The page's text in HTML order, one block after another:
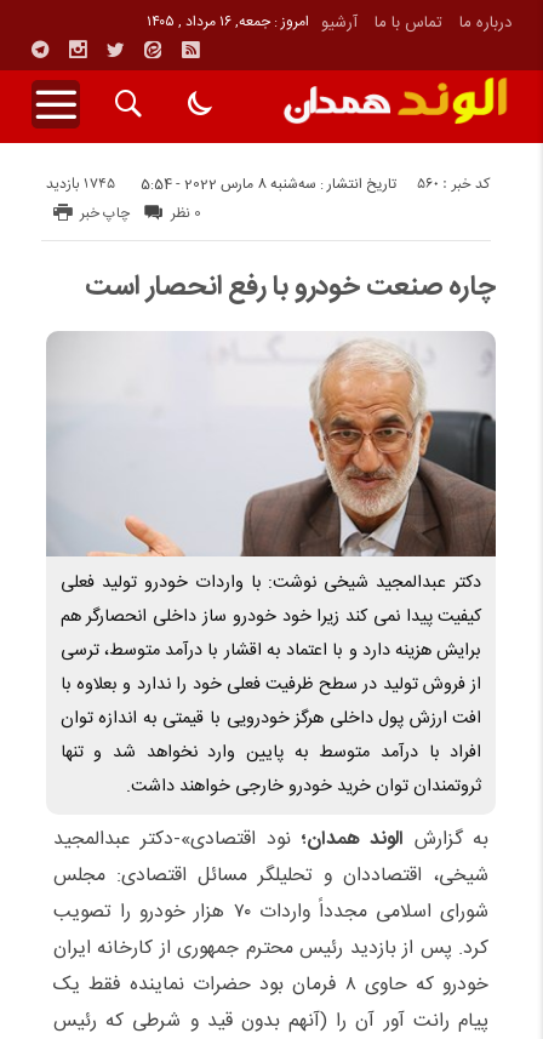
درباره ما تماس با ما آرشیو امروز : جمعه, ۱۶ مرداد , ۱۴۰۵
تاریخ انتشار : سه‌شنبه 8 مارس 2022 - 5:54 1745 بازدید کد خبر : 560
چاپ خبر 0 نظر
چاره صنعت خودرو با رفع انحصار است
دکتر عبدالمجید شیخی نوشت: با واردات خودرو تولید فعلی
کیفیت پیدا نمی کند زیرا خود خودرو ساز داخلی انحصارگر هم
برایش هزینه دارد و با اعتماد به اقشار با درآمد متوسط، ترسی
از فروش تولید در سطح ظرفیت فعلی خود را ندارد و بعلاوه با
افت ارزش پول داخلی هرگز خودرویی با قیمتی به اندازه توان
افراد با درآمد متوسط به پایین وارد نخواهد شد و تنها
ثروتمندان توان خرید خودرو خارجی خواهند داشت.
به گزارش الوند همدان؛ نود اقتصادی»-دکتر عبدالمجید
شیخی، اقتصاددان و تحلیلگر مسائل اقتصادی: مجلس
شورای اسلامی مجدداً واردات ۷۰ هزار خودرو را تصویب
کرد. پس از بازدید رئیس محترم جمهوری از کارخانه ایران
خودرو که حاوی ۸ فرمان بود حضرات نماینده فقط یک
پیام رانت آور آن را (آنهم بدون قید و شرطی که رئیس